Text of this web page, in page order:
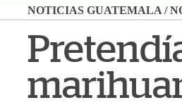
NOTICIAS GUATEMALA /